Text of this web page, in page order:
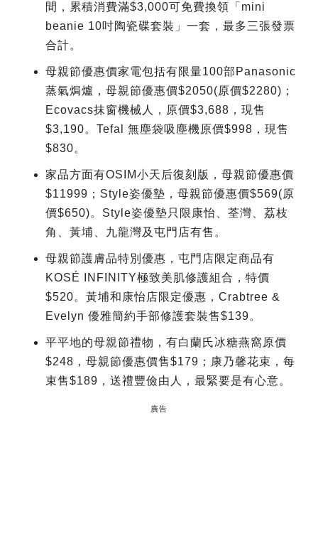
間，累積消費滿$3,000可免費換領「mini
beanie 10吋陶瓷碟套裝」一套，最多三張發票
合計。
母親節優惠價家電包括有限量100部Panasonic
蒸氣焗爐，母親節優惠價$2050(原價$2280)；
Ecovacs抹窗機械人，原價$3,688，現售
$3,190。Tefal 無塵袋吸塵機原價$998，現售
$830。
家品方面有OSIM小天后復刻版，母親節優惠價
$11999；Style姿優墊，母親節優惠價$569(原
價$650)。Style姿優墊只限康怡、荃灣、荔枝
角、黃埔、九龍灣及屯門店有售。
母親節護膚品特別優惠，屯門店限定商品有
KOSÉ INFINITY極致美肌修護組合，特價
$520。黃埔和康怡店限定優惠，Crabtree &
Evelyn 優雅簡約手部修護套裝售$139。
平平地的母親節禮物，有白蘭氏冰糖燕窩原價
$248，母親節優惠價售$179；康乃馨花束，每
束售$189，送禮豐儉由人，最緊要是有心意。
廣告